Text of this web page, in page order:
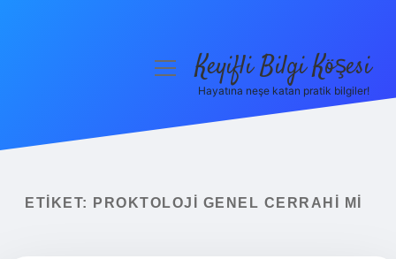
Yasal Uyarı
menüyüKeyifli Bilgi Köşesi
Hayatına neşe katan pratik bilgiler!
ETIKET: PROKTOLOJI GENEL CERRAHI MI